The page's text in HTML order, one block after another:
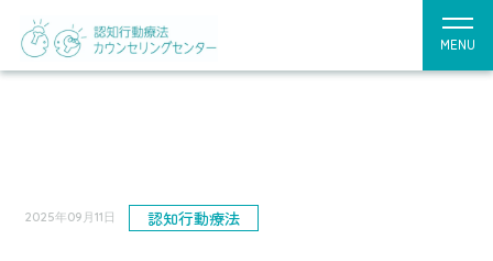
MENU
2025年09月11日 認知行動療法